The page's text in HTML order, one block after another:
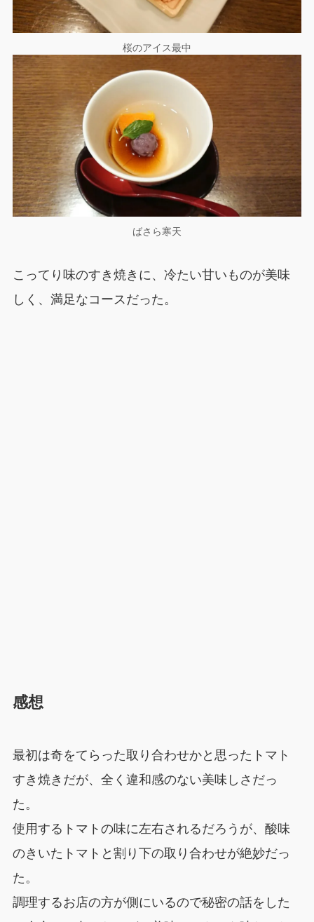
桜のアイス最中
ばさら寒天
こってり味のすき焼きに、冷たい甘いものが美味
しく、満足なコースだった。
感想
最初は奇をてらった取り合わせかと思ったトマト
すき焼きだが、全く違和感のない美味しさだっ
た。
使用するトマトの味に左右されるだろうが、酸味
のきいたトマトと割り下の取り合わせが絶妙だっ
た。
調理するお店の方が側にいるので秘密の話をした